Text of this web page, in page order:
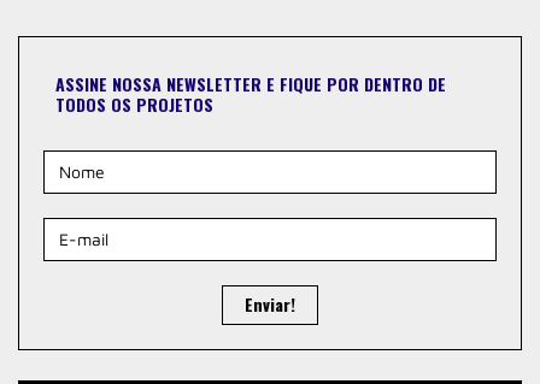
ASSINE NOSSA NEWSLETTER E FIQUE POR DENTRO DE
TODOS OS PROJETOS
Enviar!